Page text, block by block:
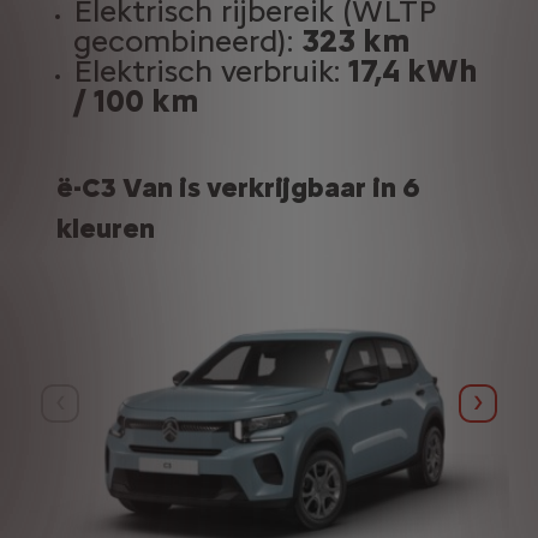
Elektrisch rijbereik (WLTP
gecombineerd): 323 km
Elektrisch verbruik:17,4 kWh
/ 100 km
ë-C3 Van is verkrijgbaar in 6
kleuren